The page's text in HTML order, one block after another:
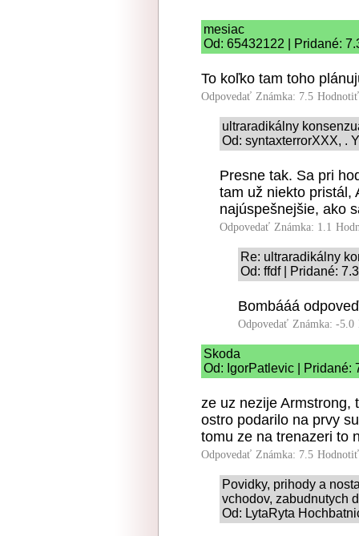
mesiac
Od: 65432122 | Pridané:
To koľko tam toho
Odpovedať Známka: 7.5
ultraradikálny
Od: syntaxterrorXXX, .
Presne tak. Sa pri
tam už niekto pristál,
najúspešnejšie, ako
Odpovedať Známka: 1.1
Re: ultraradikálny
Od: ffdf | Pridané:
Bombááá
Odpovedať Známka: -5.0
Skoda
Od: IgorPatlevic | Pridané:
ze uz nezije Armstrong,
ostro podarilo na prvy
tomu ze na trenazeri to
Odpovedať Známka: 7.5
Povidky, prihody a
vchodov, zabudnutych
Od: LytaRyta